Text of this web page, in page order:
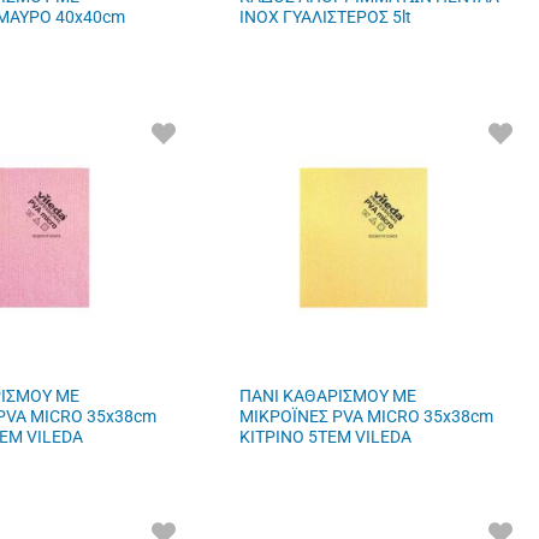
40x40cm
INOX ΓΥΑΛΙΣΤΕΡΟΣ 5lt
ΜΕ
MICRO 35x38cm
VILEDA
ΠΡΟΣΘΗΚΗ
ΠΑΝΙ ΚΑΘΑΡΙΣΜΟΥ ΜΕ
ΜΙΚΡΟΪΝΕΣ PVA MICRO 35x38cm
ΚΙΤΡΙΝΟ 5TEM VILEDA
ΠΡΟΣΘΗΚΗ